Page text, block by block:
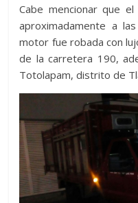
Cabe mencionar que
aproximadamente a
motor fue robada con
de la carretera 190,
Totolapam, distrito de